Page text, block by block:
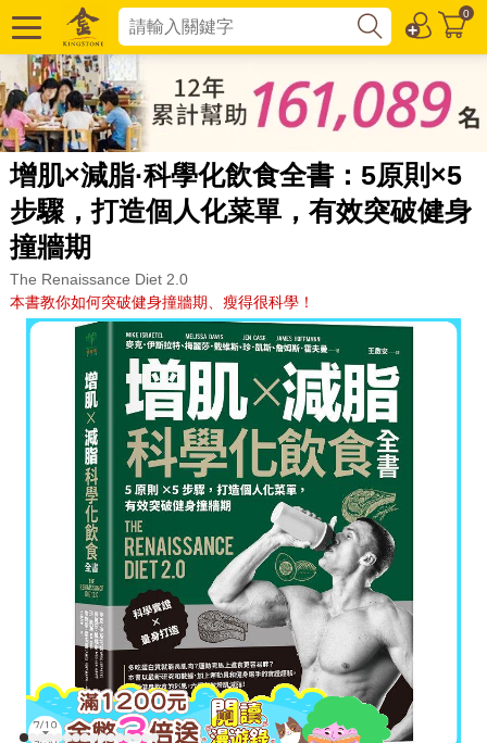
0
增肌×減脂·科學化飲食全書：5原則×5
步驟，打造個人化菜單，有效突破健身
撞牆期
The Renaissance Diet 2.0
本書教你如何突破健身撞牆期、瘦得很科學！